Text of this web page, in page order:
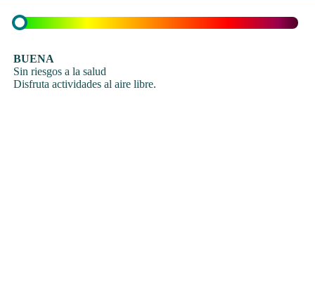
BUENA
Sin riesgos a la salud
Disfruta actividades al aire libre.